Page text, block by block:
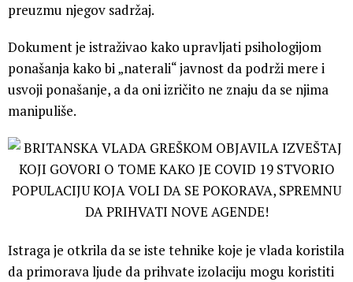
preuzmu njegov sadržaj.
Dokument je istraživao kako upravljati psihologijom
ponašanja kako bi „naterali“ javnost da podrži mere i
usvoji ponašanje, a da oni izričito ne znaju da se njima
manipuliše.
Istraga je otkrila da se iste tehnike koje je vlada koristila
da primorava ljude da prihvate izolaciju mogu koristiti